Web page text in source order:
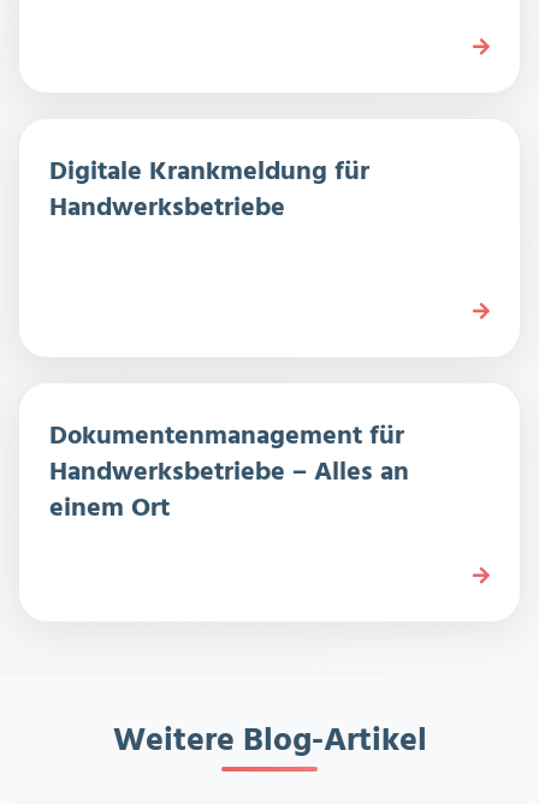
Digitale Krankmeldung für
Handwerksbetriebe
Dokumentenmanagement für
Handwerksbetriebe – Alles an
einem Ort
Weitere Blog-Artikel